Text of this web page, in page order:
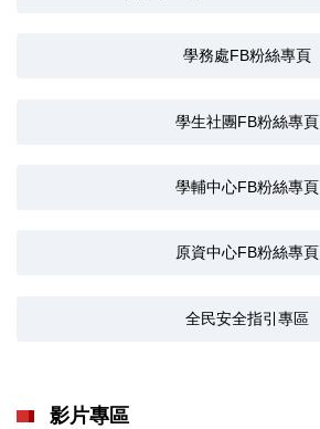
學務處FB粉絲專頁
學生社團FB粉絲專頁
學輔中心FB粉絲專頁
原資中心FB粉絲專頁
全民安全指引專區
影片專區